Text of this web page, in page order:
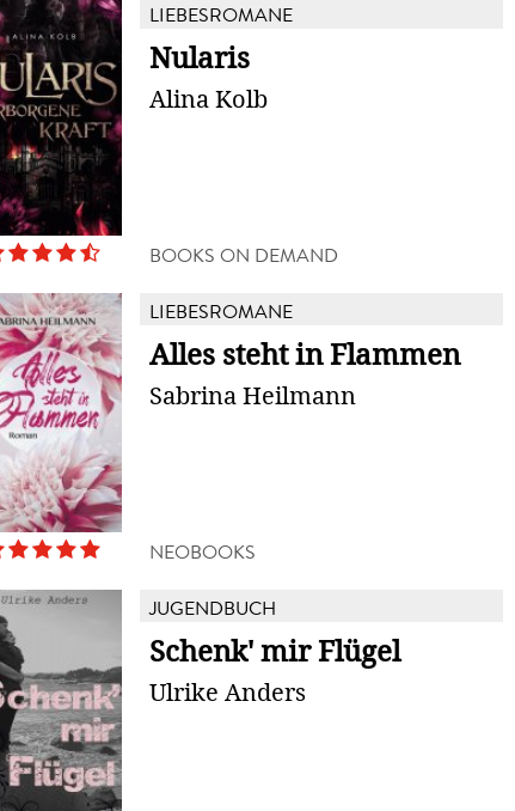
LIEBESROMANE
Nularis
Alina Kolb
BOOKS ON DEMAND
LIEBESROMANE
Alles steht in Flammen
Sabrina Heilmann
NEOBOOKS
JUGENDBUCH
Schenk' mir Flügel
Ulrike Anders